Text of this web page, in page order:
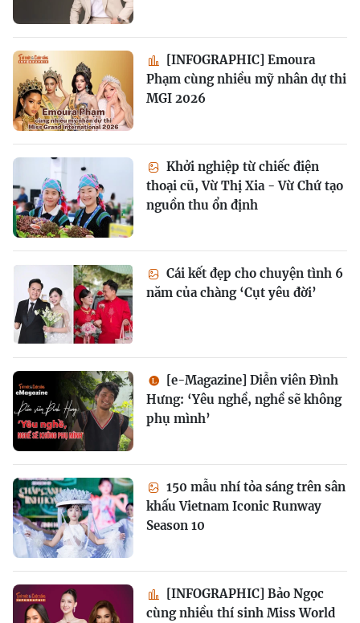
[INFOGRAPHIC] Emoura
Phạm cùng nhiều mỹ nhân dự thi
MGI 2026
Khởi nghiệp từ chiếc điện
thoại cũ, Vừ Thị Xia - Vừ Chứ tạo
nguồn thu ổn định
Cái kết đẹp cho chuyện tình 6
năm của chàng ‘Cụt yêu đời’
[e-Magazine] Diễn viên Đình
Hưng: ‘Yêu nghề, nghề sẽ không
phụ mình’
150 mẫu nhí tỏa sáng trên sân
khấu Vietnam Iconic Runway
Season 10
[INFOGRAPHIC] Bảo Ngọc
cùng nhiều thí sinh Miss World